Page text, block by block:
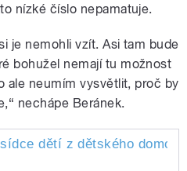
nízké číslo nepamatuje.
je nemohli vzít. Asi tam bude
bohužel nemají tu možnost
ale neumím vysvětlit, proč by
nechápe Beránek.
dětí z dětského